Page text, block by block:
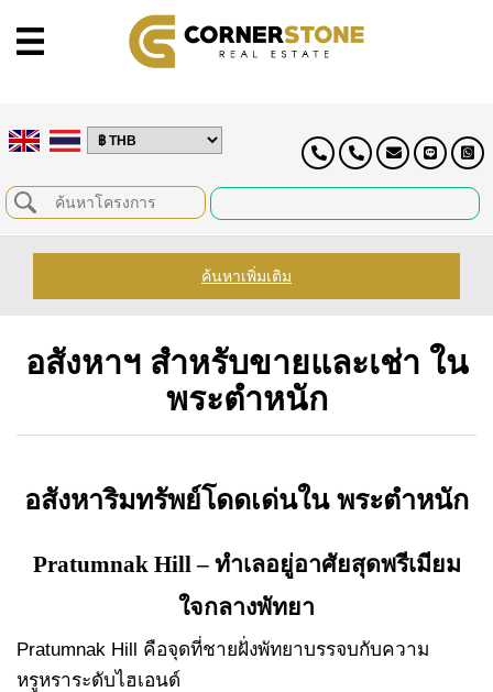
ค้นหาเพิ่มเติม
อสังหาฯ สำหรับขายและเช่า ใน
พระตำหนัก
อสังหาริมทรัพย์โดดเด่นใน พระตำหนัก
Pratumnak Hill – ทำเลอยู่อาศัยสุดพรีเมียม
ใจกลางพัทยา
Pratumnak Hill คือจุดที่ชายฝั่งพัทยาบรรจบกับความ
หรูหราระดับไฮเอนด์